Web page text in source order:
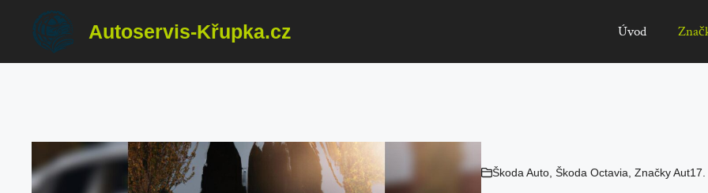
Přeskočit
Autoservis-Křupka.cz Úvod
Škoda Auto, Škoda Octavia Značky Aut17.